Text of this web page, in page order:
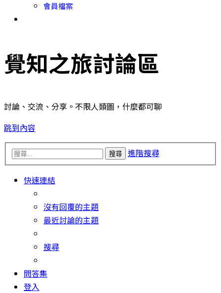
會員檔案
覺知之旅討論區
討論、交流、分享。不限人類圖，什麼都可聊
跳到內容
搜尋 進階搜尋
快速連結
沒有回覆的主題
最近討論的主題
搜尋
問答集
登入